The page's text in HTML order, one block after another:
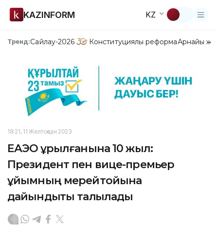
KAZINFORM KZ
Тренд:Сайлау-2026 Конституциялық реформаАрнайы
18:21, 11 Желтоқсан 2023
ЕАЭО құрылғанына 10 жыл:
Президент пен вице-премьер
ұйымның мерейтойына
дайындықты талқылады